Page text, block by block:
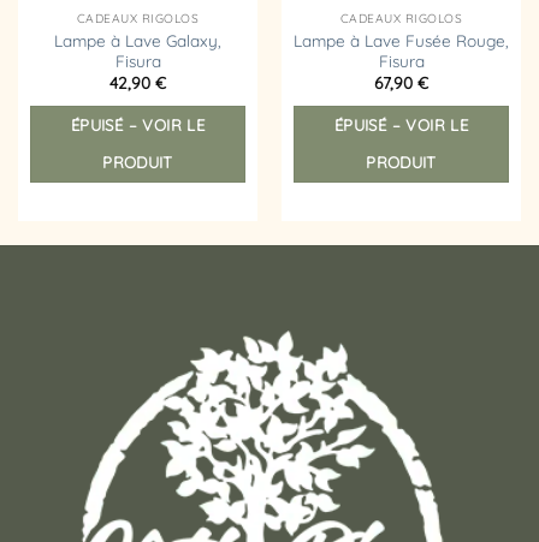
CADEAUX RIGOLOS
Lampe à Lave Galaxy,
Fisura
42,90 €
ÉPUISÉ – VOIR LE
PRODUIT
CADEAUX RIGOLOS
Lampe à Lave Fusée Rouge,
Fisura
67,90 €
ÉPUISÉ – VOIR LE
PRODUIT